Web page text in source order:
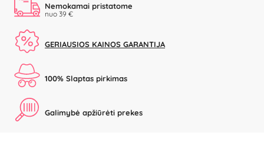
Nemokamai pristatome
nuo 39 €
GERIAUSIOS KAINOS GARANTIJA
100% Slaptas pirkimas
Galimybė apžiūrėti prekes